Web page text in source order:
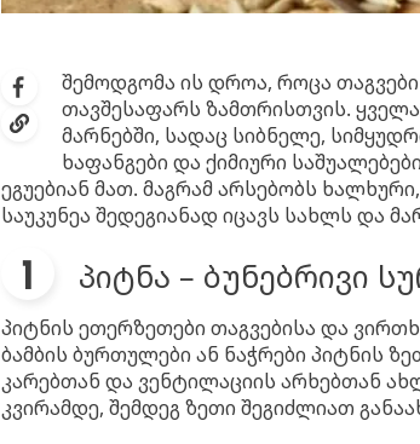
შემოდგომა ის დროა, როცა
თავშესაფარს ზამთრისთვის.
მარნებში, სადაც სიბნელე,
ხაფანგები და ქიმიური
ეგუებიან მათ. მაგრამ არსებობს
საუკუნეა შედეგიანად იცავს სახლს და
პიტნა – ბუნებრივი
პიტნის ეთერზეთები თაგვებისა და
ბამბის ბურთულები ან ნაჭრები პიტნის
კარებთან და ვენტილაციის არხებთან
კვირამდე, შემდეგ ზეთი შეგიძლიათ